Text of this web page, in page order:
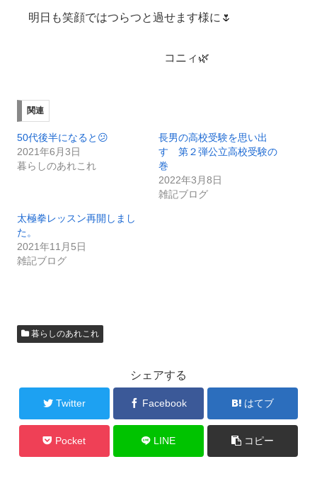
明日も笑顔ではつらつと過せます様に🌷
コニィ🌿
関連
50代後半になると😕
2021年6月3日
暮らしのあれこれ
長男の高校受験を思い出
す 第２弾公立高校受験の
巻
2022年3月8日
雑記ブログ
太極拳レッスン再開しまし
た。
2021年11月5日
雑記ブログ
暮らしのあれこれ
シェアする
Twitter Facebook はてブ
Pocket LINE コピー